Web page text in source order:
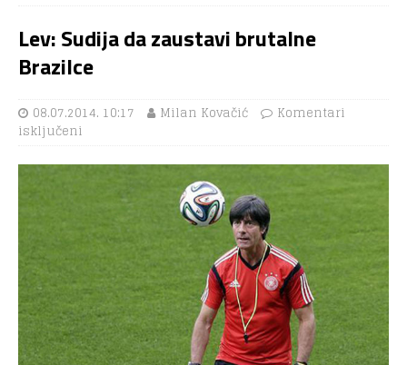
Lev: Sudija da zaustavi brutalne
Brazilce
08.07.2014. 10:17 Milan Kovačić
Komentari
isključeni